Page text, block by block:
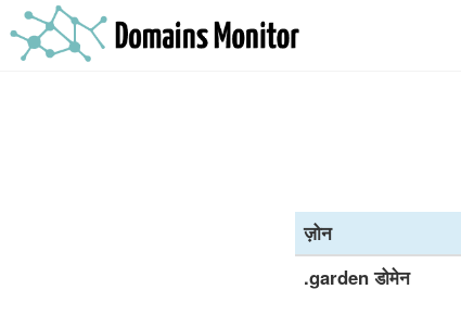
ज़ोन
.garden डोमेन